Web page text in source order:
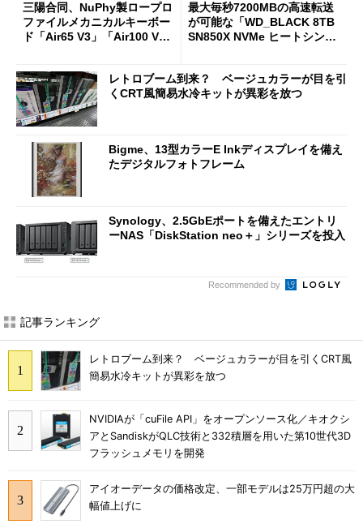
三陽合同、NuPhy製ロープロ
ファイルメカニカルキーボー
ド「Air65 V3」「Air100 V
最大毎秒7200MBの高速転送
が可能な「WD_BLACK 8TB
SN850X NVMe ヒートシンク
レトロブーム到来？ ベージュカラーが目を引
くCRT風簡易水冷キットが異彩を放つ
Bigme、13型カラーE Inkディスプレイを備え
たデジタルフォトフレーム
Synology、2.5GbEポートを備えたエントリ
ーNAS「DiskStation neo＋」シリーズを投入
Recommended by
記事ランキング
レトロブーム到来？ ベージュカラーが目を引くCRT風
簡易水冷キットが異彩を放つ
NVIDIAが「cuFile API」をオープンソース化／キオクシ
アとSandiskがQLC技術と332積層を用いた第10世代3D
フラッシュメモリを開発
アイオーデータの価格改定、一部モデルは25万円超の大
幅値上げに